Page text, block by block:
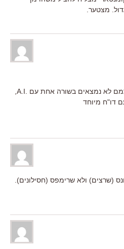
מצטער.
דו"ח מיוחד
(שרצים) ולא שרימפס (חסילונים).